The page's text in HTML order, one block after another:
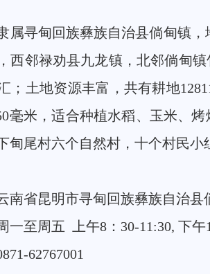
属寻甸回族彝族自治县倘甸镇
西邻禄劝县九龙镇，北邻倘甸
；土地资源丰富，共有耕地
毫米，适合种植水稻、玉米、
甸尾村六个自然村，十个村民小
南省昆明市寻甸回族彝族自治
一至周五 上午8：30-11:30, 下午
62767001